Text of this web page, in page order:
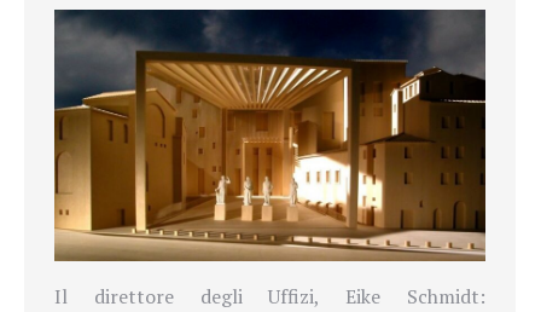
Il direttore degli Uffizi, Eike Schmidt: